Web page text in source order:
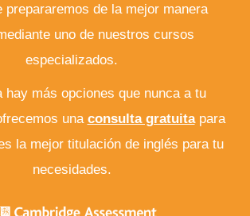
prepararemos de la mejor manera
uno de nuestros cursos
especializados.
hay más opciones que nunca a tu
una consulta gratuitapara
la mejor titulación de inglés para tu
necesidades.